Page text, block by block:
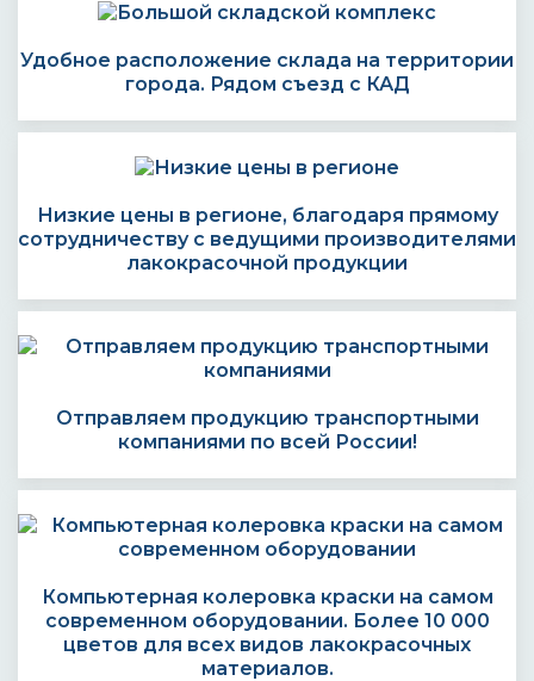
Удобное расположение склада на территории
города. Рядом съезд с КАД
Низкие цены в регионе, благодаря прямому
сотрудничеству с ведущими производителями
лакокрасочной продукции
Отправляем продукцию транспортными
компаниями по всей России!
Компьютерная колеровка краски на самом
современном оборудовании. Более 10 000
цветов для всех видов лакокрасочных
материалов.